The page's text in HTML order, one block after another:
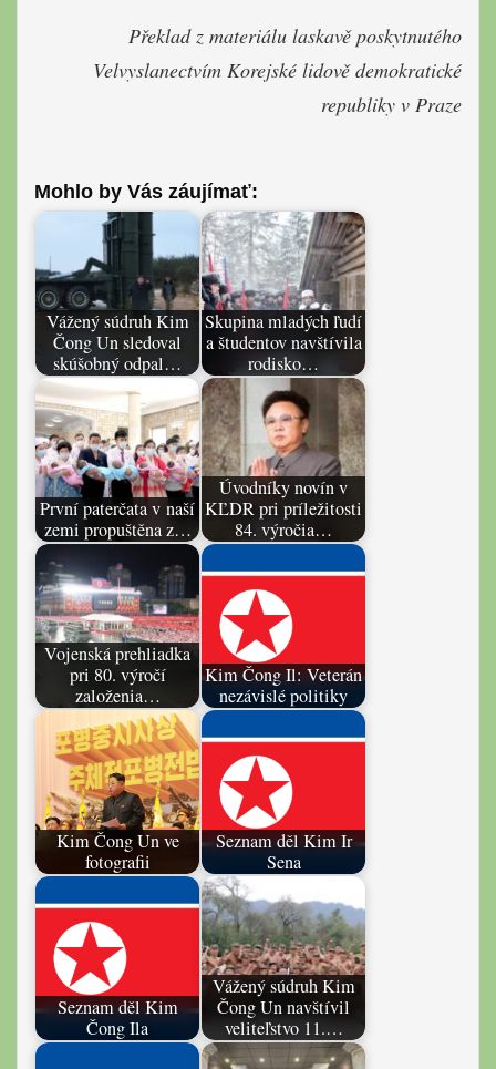
Překlad z materiálu laskavě poskytnutého
Velvyslanectvím Korejské lidově demokratické
republiky v Praze
Mohlo by Vás záujímať:
Vážený súdruh Kim
Čong Un sledoval
skúšobný odpal…
Skupina mladých ľudí
a študentov navštívila
rodisko…
První paterčata v naší
zemi propuštěna z…
Úvodníky novín v
KĽDR pri príležitosti
84. výročia…
Vojenská prehliadka
pri 80. výročí
založenia…
Kim Čong Il: Veterán
nezávislé politiky
Kim Čong Un ve
fotografii
Seznam děl Kim Ir
Sena
Seznam děl Kim
Čong Ila
Vážený súdruh Kim
Čong Un navštívil
veliteľstvo 11.…